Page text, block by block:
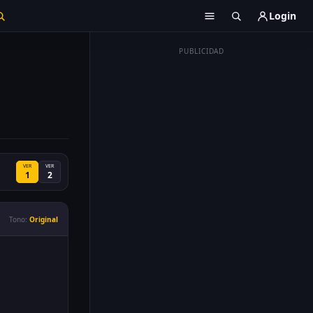
Login
PUBLICIDAD
VER
1
VER
2
Tono: Original